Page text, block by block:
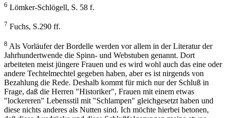
6 Lömker-Schlögell, S. 58 f.
7 Fuchs, S.290 ff.
8 Als Vorläufer der Bordelle werden vor allem in der Literatur der
Jahrhundertwende die Spinn- und Webstuben genannt. Dort
arbeiteten meist jüngere Frauen und es wird wohl auch das eine oder
andere Techtelmechtel gegeben haben, aber es ist nirgends von
Bezahlung die Rede. Deshalb kommt für mich nur der Schluß in
Frage, daß die Herren "Historiker", Frauen mit einem etwas
"lockereren" Lebensstil mit "Schlampen" gleichgesetzt haben und
diese nichts anderes als Nutten sind. Ich möchte hierbei betonen,